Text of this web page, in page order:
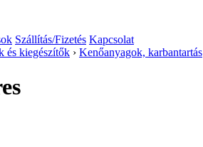
Szállítás/Fizetés Kapcsolat
és kiegészítők › Kenőanyagok, karbantartás